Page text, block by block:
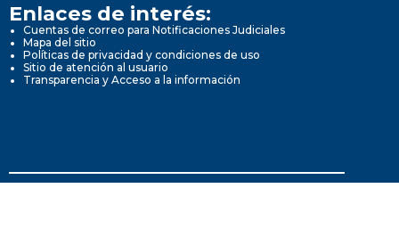
Enlaces de interés:
Cuentas de correo para Notificaciones Judiciales
Mapa del sitio
Políticas de privacidad y condiciones de uso
Sitio de atención al usuario
Transparencia y Acceso a la información